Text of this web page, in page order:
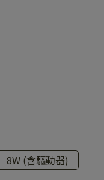
8W (含驅動器)